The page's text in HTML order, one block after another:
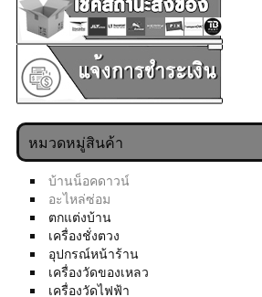
หมวดหมู่สินค้า
บ้านน็อคดาวน์
อะไหล่ซ่อม
ตกแต่งบ้าน
เครื่องชั่งตวง
อุปกรณ์หน้าร้าน
เครื่องวัดของเหลว
เครื่องวัดไฟฟ้า